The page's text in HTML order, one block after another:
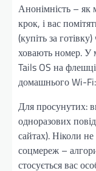
Анонімність – як
крок, і вас
(купіть за
ховають номер.
Tails OS на
домашнього Wi-Fi:
Для просунутих:
одноразових
сайтах). Ніколи
соцмереж –
стосується вас